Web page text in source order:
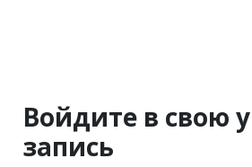
Войдите в свою
запись